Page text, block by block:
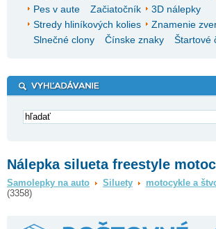
Pes v aute
Začiatočník
3D nálepky
Stredy hliníkových kolies
Znamenie
Slnečné clony
Čínske znaky Štartové
Nálepka silueta freestyle
Samolepky na auto Siluety motocykle a
(3358)